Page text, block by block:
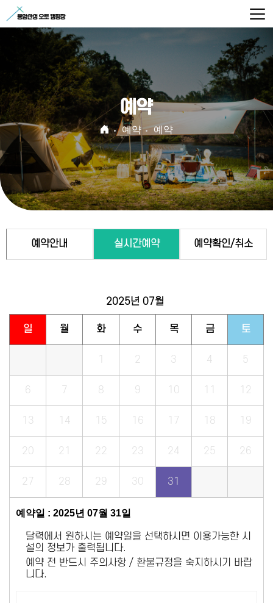
예약
예약 예약
예약안내 실시간예약 예약확인/취소
2025년 07월
일 월 화 수 목 금 토
1 2 3 4 5
6 7 8 9 10 11 12
13 14 15 16 17 18 19
20 21 22 23 24 25 26
27 28 29 30 31
예약일 : 2025년 07월 31일
달력에서 원하시는 예약일을 선택하시면 이용가능한 시
설의 정보가 출력됩니다.
예약 전 반드시 주의사항 / 환불규정을 숙지하시기 바랍
니다.